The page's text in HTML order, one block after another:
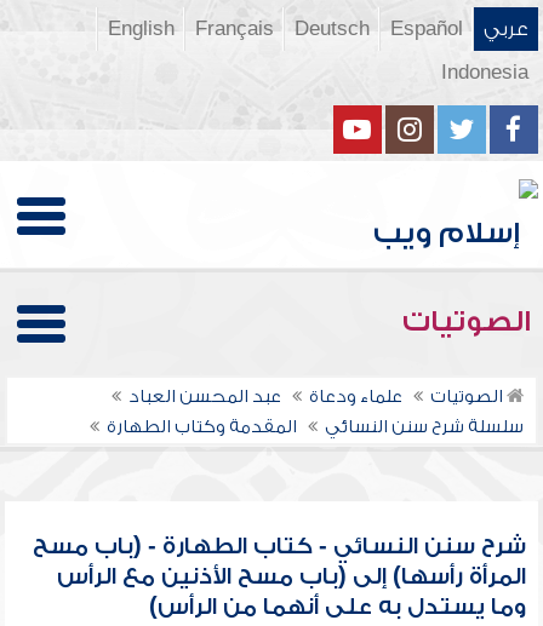
عربي Español
Deutsch
Français
English
Indonesia
الصوتيات
الصوتيات علماء ودعاة
عبد المحسن العباد
سلسلة شرح سنن النسائي
المقدمة وكتاب الطهارة
شرح سنن النسائي - كتاب الطهارة - (باب مسح
المرأة رأسها) إلى (باب مسح الأذنين مع الرأس
وما يستدل به على أنهما من الرأس)